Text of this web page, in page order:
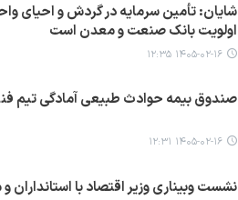
شایان: تأمین سرمایه در گردش و احیای
اولویت بانک صنعت و معدن است
۱۴۰۵-۰۲-۱۶ ۱۲:۳۵
صندوق بیمه حوادث طبیعی آمادگی تیم فنی
۱۴۰۵-۰۲-۱۶ ۱۲:۳۱
نشست وبیناری وزیر اقتصاد با